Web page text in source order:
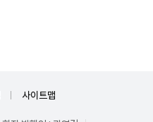
사이트맵